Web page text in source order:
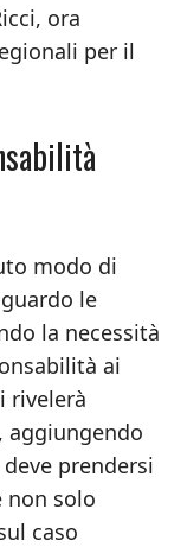
ora
per il
modo di
le
la necessità
ai
rivelerà
aggiungendo
prendersi
non solo
caso